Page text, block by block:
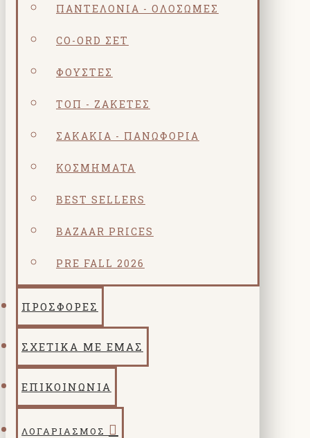
ΠΑΝΤΕΛΌΝΙΑ - ΟΛΌΣΩΜΕΣ
CO-ORD ΣΕΤ
ΦΟΎΣΤΕΣ
ΤΟΠ - ΖΑΚΈΤΕΣ
ΣΑΚΆΚΙΑ - ΠΑΝΩΦΌΡΙΑ
ΚΟΣΜΗΜΑΤΑ
BEST SELLERS
BAZAAR PRICES
PRE FALL 2026
ΠΡΟΣΦΟΡΕΣ
ΣΧΕΤΙΚΑ ΜΕ ΕΜΑΣ
ΕΠΙΚΟΙΝΩΝΙΑ
ΛΟΓΑΡΙΑΣΜΌΣ